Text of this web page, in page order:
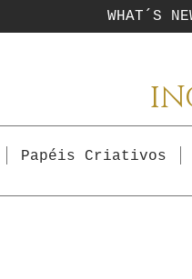
WHAT´S
Papéis Criativos